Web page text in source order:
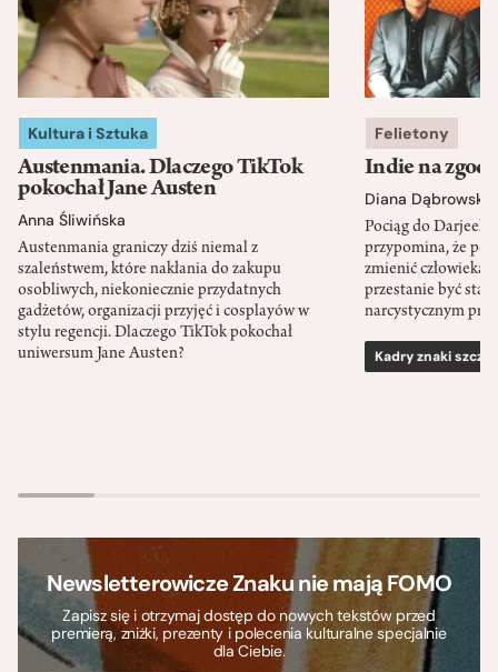
Kultura i Sztuka
Austenmania. Dlaczego TikTok
pokochał Jane Austen
Anna Śliwińska
Austenmania graniczy dziś niemal z
szaleństwem, które nakłania do zakupu
osobliwych, niekoniecznie przydatnych
gadżetów, organizacji przyjęć i cosplayów w
stylu regencji. Dlaczego TikTok pokochał
uniwersum Jane Austen?
Felietony
Indie na
Diana Dąbrowska
Pociąg do
przypomina, że
zmienić człowieka
przestanie być
narcystycznym
Kadry znaki
Newsletterowicze Znaku nie mają FOMO
Zapisz się i otrzymaj dostęp do nowych tekstów przed
premierą, zniżki, prezenty i polecenia kulturalne specjalnie
dla Ciebie.